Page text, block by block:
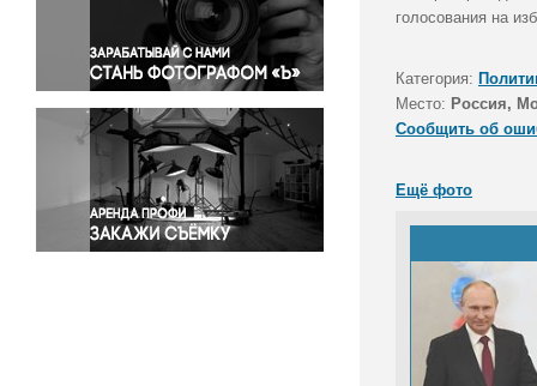
Правосудие
Происшествия и конфликты
Религия
Светская жизнь
Спорт
Экология
Экономика и бизнес
голосования на
Категория:
Место: Россия,
Сообщить об
Ещё фото